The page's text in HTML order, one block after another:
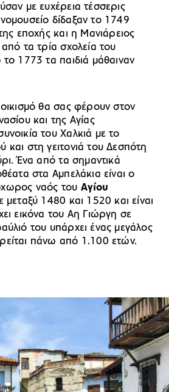
με ευχέρεια τέσσερις
δίδαξαν το 1749
εποχής και η Μανιάρειος
τα τρία σχολεία του
1773 τα παιδιά μάθαιναν
θα σας φέρουν στον
και της Αγίας
του Χαλκιά με το
και στη γειτονιά του Δεσπότη
Ένα από τα σημαντικά
στα Αμπελάκια είναι ο
ναός του Αγίου
μεταξύ 1480 και 1520 και είναι
εικόνα του Αη Γιώργη σε
του υπάρχει ένας μεγάλος
πάνω από 1.100 ετών.